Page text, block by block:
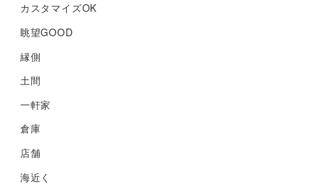
カスタマイズOK
眺望GOOD
縁側
土間
一軒家
倉庫
店舗
海近く